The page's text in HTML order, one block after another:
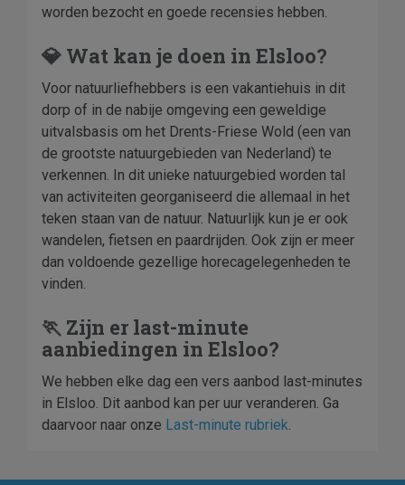
worden bezocht en goede recensies hebben.
💎 Wat kan je doen in Elsloo?
Voor natuurliefhebbers is een vakantiehuis in dit
dorp of in de nabije omgeving een geweldige
uitvalsbasis om het Drents-Friese Wold (een van
de grootste natuurgebieden van Nederland) te
verkennen. In dit unieke natuurgebied worden tal
van activiteiten georganiseerd die allemaal in het
teken staan van de natuur. Natuurlijk kun je er ook
wandelen, fietsen en paardrijden. Ook zijn er meer
dan voldoende gezellige horecagelegenheden te
vinden.
🏃 Zijn er last-minute
aanbiedingen in Elsloo?
We hebben elke dag een vers aanbod last-minutes
in Elsloo. Dit aanbod kan per uur veranderen. Ga
daarvoor naar onze Last-minute rubriek.